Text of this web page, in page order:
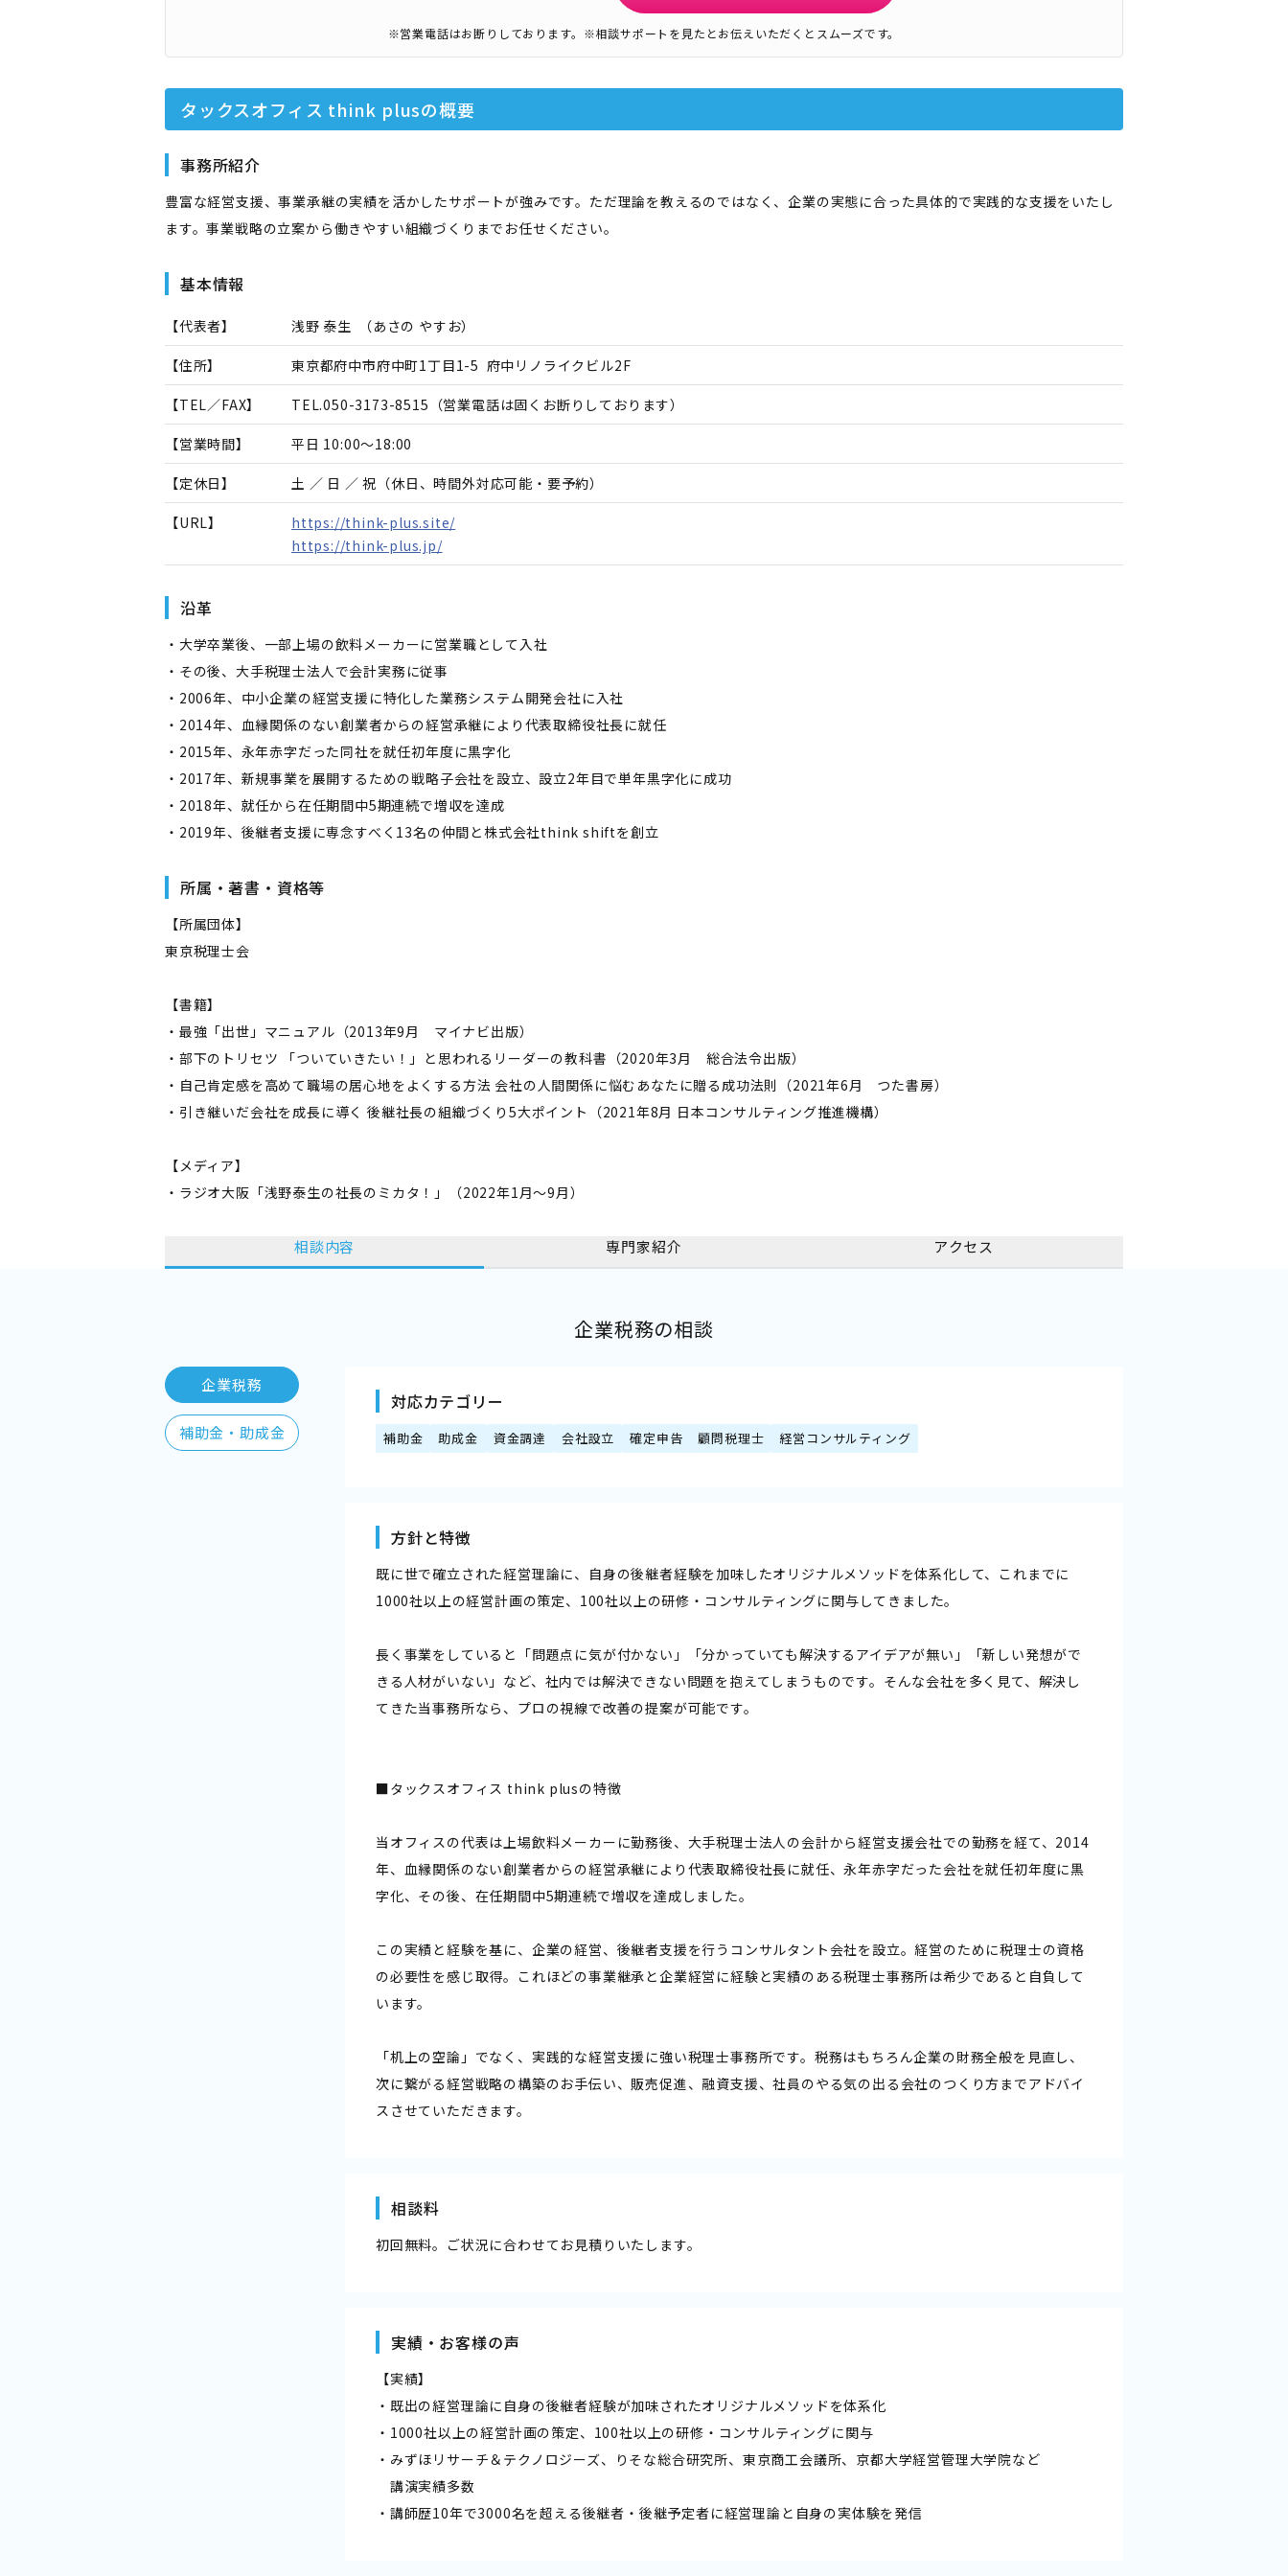
※営業電話はお断りしております。 ※相談サポートを見たとお伝えいただくとスムーズです。
タックスオフィス think plusの概要
事務所紹介
豊富な経営支援、事業承継の実績を活かしたサポートが強みです。ただ理論を教えるのではなく、企業の実態に合った具体的で実践的な支援をいたし
ます。事業戦略の立案から働きやすい組織づくりまでお任せください。
基本情報
【代表者】 浅野 泰生 （あさの やすお）
【住所】 東京都府中市府中町1丁目1-5 府中リノライクビル2F
【TEL／FAX】 TEL.050-3173-8515 （営業電話は固くお断りしております）
【営業時間】 平日 10:00～18:00
【定休日】 土 ／ 日 ／ 祝（休日、時間外対応可能・要予約）
【URL】
https://think-plus.site/
https://think-plus.jp/
沿革
・大学卒業後、一部上場の飲料メーカーに営業職として入社
・その後、大手税理士法人で会計実務に従事
・2006年、中小企業の経営支援に特化した業務システム開発会社に入社
・2014年、血縁関係のない創業者からの経営承継により代表取締役社長に就任
・2015年、永年赤字だった同社を就任初年度に黒字化
・2017年、新規事業を展開するための戦略子会社を設立、設立2年目で単年黒字化に成功
・2018年、就任から在任期間中5期連続で増収を達成
・2019年、後継者支援に専念すべく13名の仲間と株式会社think shiftを創立
所属・著書・資格等
【所属団体】
東京税理士会
【書籍】
・最強「出世」マニュアル（2013年9月 マイナビ出版）
・部下のトリセツ 「ついていきたい！」と思われるリーダーの教科書（2020年3月 総合法令出版）
・自己肯定感を高めて職場の居心地をよくする方法 会社の人間関係に悩むあなたに贈る成功法則（2021年6月 つた書房）
・引き継いだ会社を成長に導く 後継社長の組織づくり5大ポイント（2021年8月 日本コンサルティング推進機構）
【メディア】
・ラジオ大阪「浅野泰生の社長のミカタ！」（2022年1月～9月）
相談内容 専門家紹介 アクセス
企業税務の相談
企業税務
補助金・助成金
対応カテゴリー
補助金 助成金 資金調達 会社設立 確定申告 顧問税理士 経営コンサルティング
方針と特徴
既に世で確立された経営理論に、自身の後継者経験を加味したオリジナルメソッドを体系化して、これまでに
1000社以上の経営計画の策定、100社以上の研修・コンサルティングに関与してきました。
長く事業をしていると「問題点に気が付かない」「分かっていても解決するアイデアが無い」「新しい発想がで
きる人材がいない」など、社内では解決できない問題を抱えてしまうものです。そんな会社を多く見て、解決し
てきた当事務所なら、プロの視線で改善の提案が可能です。
■タックスオフィス think plusの特徴
当オフィスの代表は上場飲料メーカーに勤務後、大手税理士法人の会計から経営支援会社での勤務を経て、2014
年、血縁関係のない創業者からの経営承継により代表取締役社長に就任、永年赤字だった会社を就任初年度に黒
字化、その後、在任期間中5期連続で増収を達成しました。
この実績と経験を基に、企業の経営、後継者支援を行うコンサルタント会社を設立。経営のために税理士の資格
の必要性を感じ取得。これほどの事業継承と企業経営に経験と実績のある税理士事務所は希少であると自負して
います。
「机上の空論」でなく、実践的な経営支援に強い税理士事務所です。税務はもちろん企業の財務全般を見直し、
次に繋がる経営戦略の構築のお手伝い、販売促進、融資支援、社員のやる気の出る会社のつくり方までアドバイ
スさせていただきます。
相談料
初回無料。ご状況に合わせてお見積りいたします。
実績・お客様の声
【実績】
・既出の経営理論に自身の後継者経験が加味されたオリジナルメソッドを体系化
・1000社以上の経営計画の策定、100社以上の研修・コンサルティングに関与
・みずほリサーチ＆テクノロジーズ、りそな総合研究所、東京商工会議所、京都大学経営管理大学院など
講演実績多数
・講師歴10年で3000名を超える後継者・後継予定者に経営理論と自身の実体験を発信